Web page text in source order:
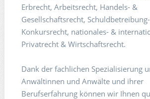
Erbrecht, Arbeitsrecht, Handels- &
Gesellschaftsrecht,
Konkursrecht, nationales- &
Privatrecht & Wirtschaftsrecht.
Dank der fachlichen Spezialisierung
Anwältinnen und Anwälte und ihrer
Berufserfahrung können wir Ihnen